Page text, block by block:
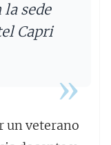
la sede
Capri
un veterano